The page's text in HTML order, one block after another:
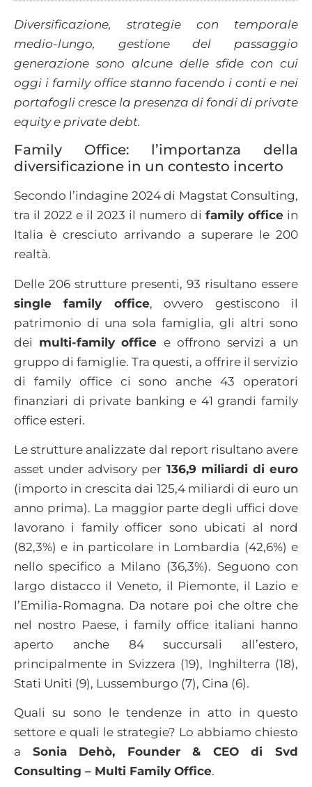
Diversificazione, strategie con temporale
medio-lungo, gestione del passaggio
generazione sono alcune delle sfide con cui
oggi i family office stanno facendo i conti e nei
portafogli cresce la presenza di fondi di private
equity e private debt.
Family Office: l’importanza della
diversificazione in un contesto incerto
Secondo l’indagine 2024 di Magstat Consulting,
tra il 2022 e il 2023 il numero di family office in
Italia è cresciuto arrivando a superare le 200
realtà.
Delle 206 strutture presenti, 93 risultano essere
single family office, ovvero gestiscono il
patrimonio di una sola famiglia, gli altri sono
dei multi-family officee offrono servizi a un
gruppo di famiglie. Tra questi, a offrire il servizio
di family office ci sono anche 43 operatori
finanziari di private banking e 41 grandi family
office esteri.
Le strutture analizzate dal report risultano avere
asset under advisory per 136,9 miliardi di euro
(importo in crescita dai 125,4 miliardi di euro un
anno prima). La maggior parte degli uffici dove
lavorano i family officer sono ubicati al nord
(82,3%) e in particolare in Lombardia (42,6%) e
nello specifico a Milano (36,3%). Seguono con
largo distacco il Veneto, il Piemonte, il Lazio e
l’Emilia-Romagna. Da notare poi che oltre che
nel nostro Paese, i family office italiani hanno
aperto anche 84 succursali all’estero,
principalmente in Svizzera (19), Inghilterra (18),
Stati Uniti (9), Lussemburgo (7), Cina (6).
Quali su sono le tendenze in atto in questo
settore e quali le strategie? Lo abbiamo chiesto
a Sonia Dehò, Founder & CEO di Svd
Consulting – Multi Family Office.